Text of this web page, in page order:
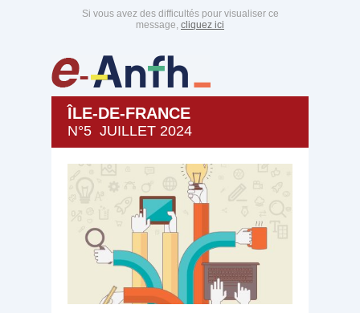
Si vous avez des difficultés pour visualiser ce
message, cliquez ici
ÎLE-DE-FRANCE
N°5 JUILLET 2024